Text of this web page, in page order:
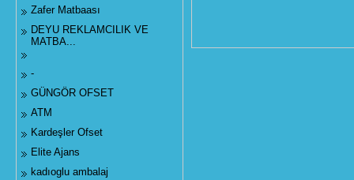
Zafer Matbaası
DEYU REKLAMCILIK VE
MATBA...
-
GÜNGÖR OFSET
ATM
Kardeşler Ofset
Elite Ajans
kadıoglu ambalaj